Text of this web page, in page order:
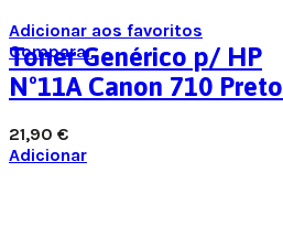
Adicionar aos favoritos
Comparar
Toner Genérico p/ HP
Nº11A Canon 710 Preto
21,90 €
Adicionar